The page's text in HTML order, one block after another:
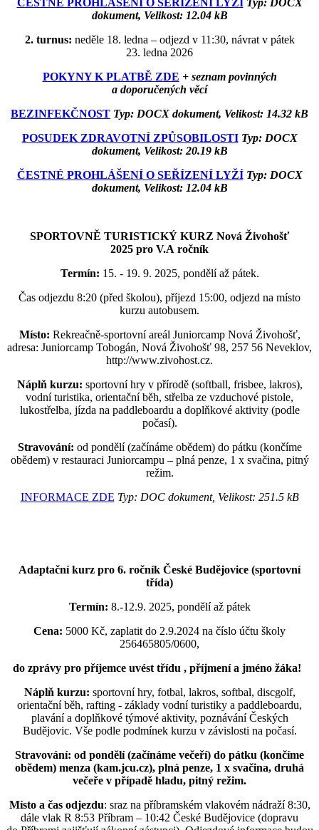
dokument, Velikost: 12.04 kB
2. turnus: neděle 18. ledna – odjezd v 11:30, návrat v pátek
23. ledna 2026
POKYNY K PLATBĚ ZDE + seznam povinných
a doporučených věcí
BEZINFEKČNOST Typ: DOCX dokument, Velikost: 14.32 kB
POSUDEK ZDRAVOTNÍ ZPŮSOBILOSTITyp: DOCX
dokument, Velikost: 20.19 kB
ČESTNÉ PROHLÁŠENÍ O SEŘÍZENÍ LYŽÍTyp: DOCX
dokument, Velikost: 12.04 kB
SPORTOVNĚ TURISTICKÝ KURZ Nová Živohošť
2025 pro V.A ročník
Termín: 15. - 19. 9. 2025, pondělí až pátek.
Čas odjezdu 8:20 (před školou), příjezd 15:00, odjezd na místo
kurzu autobusem.
Místo: Rekreačně-sportovní areál Juniorcamp Nová Živohošť,
adresa: Juniorcamp Tobogán, Nová Živohošť 98, 257 56 Neveklov,
http://www.zivohost.cz.
Náplň kurzu: sportovní hry v přírodě (softball, frisbee, lakros),
vodní turistika, orientační běh, střelba ze vzduchové pistole,
lukostřelba, jízda na paddleboardu a doplňkové aktivity (podle
počasí).
Stravování: od pondělí (začínáme obědem) do pátku (končíme
obědem) v restauraci Juniorcampu – plná penze, 1 x svačina, pitný
režim.
INFORMACE ZDE Typ: DOC dokument, Velikost: 251.5 kB
Adaptační kurz pro 6. ročník České Budějovice (sportovní
třída)
Termín: 8.-12.9. 2025, pondělí až pátek
Cena: 5000 Kč, zaplatit do 2.9.2024 na číslo účtu školy
256465805/0600,
do zprávy pro příjemce uvést třídu , příjmení a jméno žáka!
Náplň kurzu: sportovní hry, fotbal, lakros, softbal, discgolf,
orientační běh, rafting - základy vodní turistiky a paddleboardu,
plavání a doplňkové týmové aktivity, poznávání Českých
Budějovic. Vše podle podmínek kurzu v závislosti na počasí.
Stravování: od pondělí (začínáme večeří) do pátku (končíme
obědem) menza (kam.jcu.cz), plná penze, 1 x svačina, druhá
večeře v případě hladu, pitný režim.
Místo a čas odjezdu: sraz na příbramském vlakovém nádraží 8:30,
dále vlak R 8:53 Příbram – 10:42 České Budějovice (dopravu